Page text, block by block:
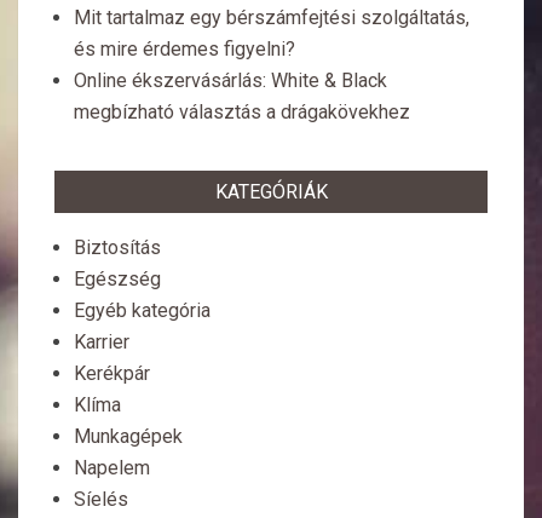
Mit tartalmaz egy bérszámfejtési szolgáltatás,
és mire érdemes figyelni?
Online ékszervásárlás: White & Black
megbízható választás a drágakövekhez
KATEGÓRIÁK
Biztosítás
Egészség
Egyéb kategória
Karrier
Kerékpár
Klíma
Munkagépek
Napelem
Síelés